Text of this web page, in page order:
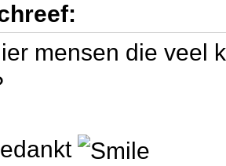
mensen die veel